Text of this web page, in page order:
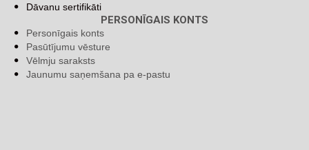
Dāvanu sertifikāti
PERSONĪGAIS KONTS
Personīgais konts
Pasūtījumu vēsture
Vēlmju saraksts
Jaunumu saņemšana pa e-pastu